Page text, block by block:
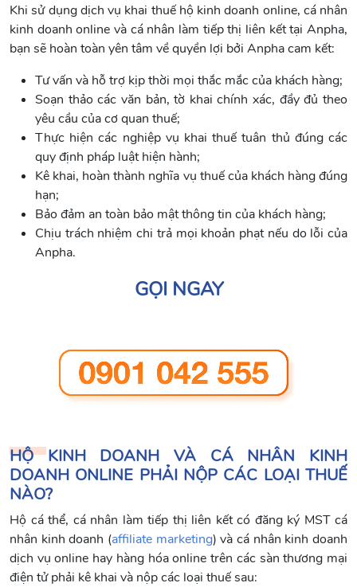
Khi sử dụng dịch vụ khai thuế hộ kinh doanh online, cá nhân
kinh doanh online và cá nhân làm tiếp thị liên kết tại Anpha,
bạn sẽ hoàn toàn yên tâm về quyền lợi bởi Anpha cam kết:
Tư vấn và hỗ trợ kịp thời mọi thắc mắc của khách hàng;
Soạn thảo các văn bản, tờ khai chính xác, đầy đủ theo
yêu cầu của cơ quan thuế;
Thực hiện các nghiệp vụ khai thuế tuân thủ đúng các
quy định pháp luật hiện hành;
Kê khai, hoàn thành nghĩa vụ thuế của khách hàng đúng
hạn;
Bảo đảm an toàn bảo mật thông tin của khách hàng;
Chịu trách nhiệm chi trả mọi khoản phạt nếu do lỗi của
Anpha.
GỌI NGAY
HỘ KINH DOANH VÀ CÁ NHÂN KINH
DOANH ONLINE PHẢI NỘP CÁC LOẠI THUẾ
NÀO?
Hộ cá thể, cá nhân làm tiếp thị liên kết có đăng ký MST cá
nhân kinh doanh (affiliate marketing) và cá nhân kinh doanh
dịch vụ online hay hàng hóa online trên các sàn thương mại
điện tử phải kê khai và nộp các loại thuế sau: